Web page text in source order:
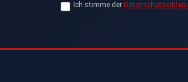
Ich stimme der